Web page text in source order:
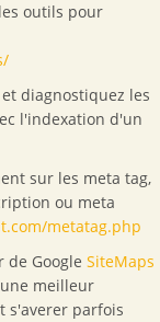
outils pour
diagnostiquez les
l'indexation d'un
sur les meta tag,
ou meta
metatag.php
Google SiteMaps
meilleur
s'averer parfois